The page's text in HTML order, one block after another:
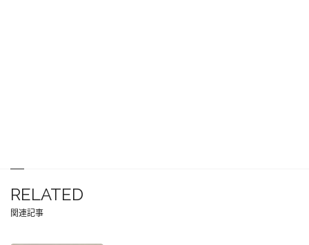
RELATED
関連記事